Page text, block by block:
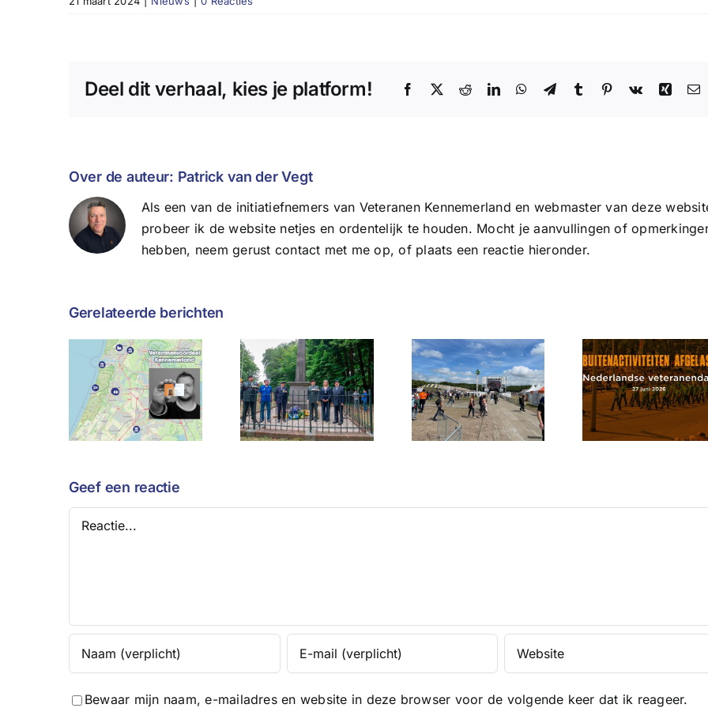
Deel dit verhaal, kies je platform! Facebook
X RedditLinkedInWhatsApp
TelegramTumblr Pinterest
Vk Xing E-
Over de auteur: Patrick van der Vegt
Als een van de initiatiefnemers van Veteranen Kennemerland en webmaster van deze
probeer ik de website netjes en ordentelijk te houden. Mocht je aanvullingen of
hebben, neem gerust contact met me op, of plaats een reactie hieronder.
Gerelateerde berichten
Herdenking
Slag bij het
Manpad
houdt
geschiedenis
afgelasting
van
Veteranendag
ons
misschien
Veteranendag
aangepast
vanwege
de hitte –
alternatieve
Geef een reactie
Bewaar mijn naam, e-mailadres en website in deze browser voor de volgende keer dat ik reageer.